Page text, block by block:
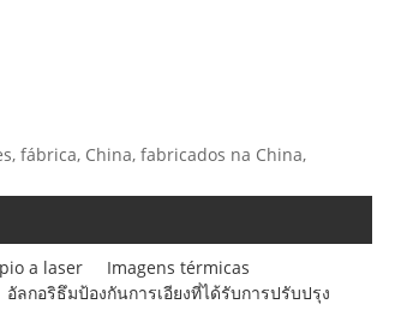
fábrica, China, fabricados na China,
a laser
Imagens térmicas
อัลกอริธึมป้องกันการเอียงที่ได้รับการปรับปรุง